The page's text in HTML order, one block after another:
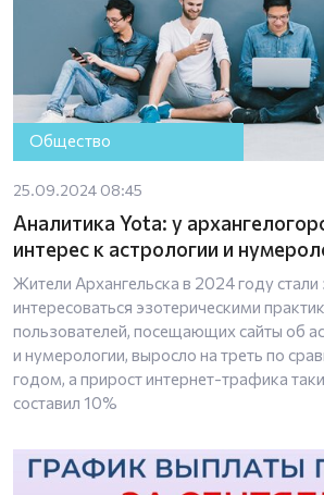
Общество
25.09.2024 08:45
Аналитика Yota: у
интерес к астрологии и
Жители Архангельска в 2024 году
интересоваться эзотерическими
пользователей, посещающих сайты об
и нумерологии, выросло на треть по
годом, а прирост интернет-трафика
составил 10%